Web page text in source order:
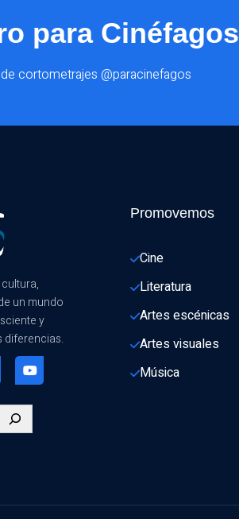
para Cinéfagos
cortometrajes @paracinefagos
un mundo
y
diferencias.
Promovemos
Cine
Literatura
Artes escénicas
Artes visuales
Música